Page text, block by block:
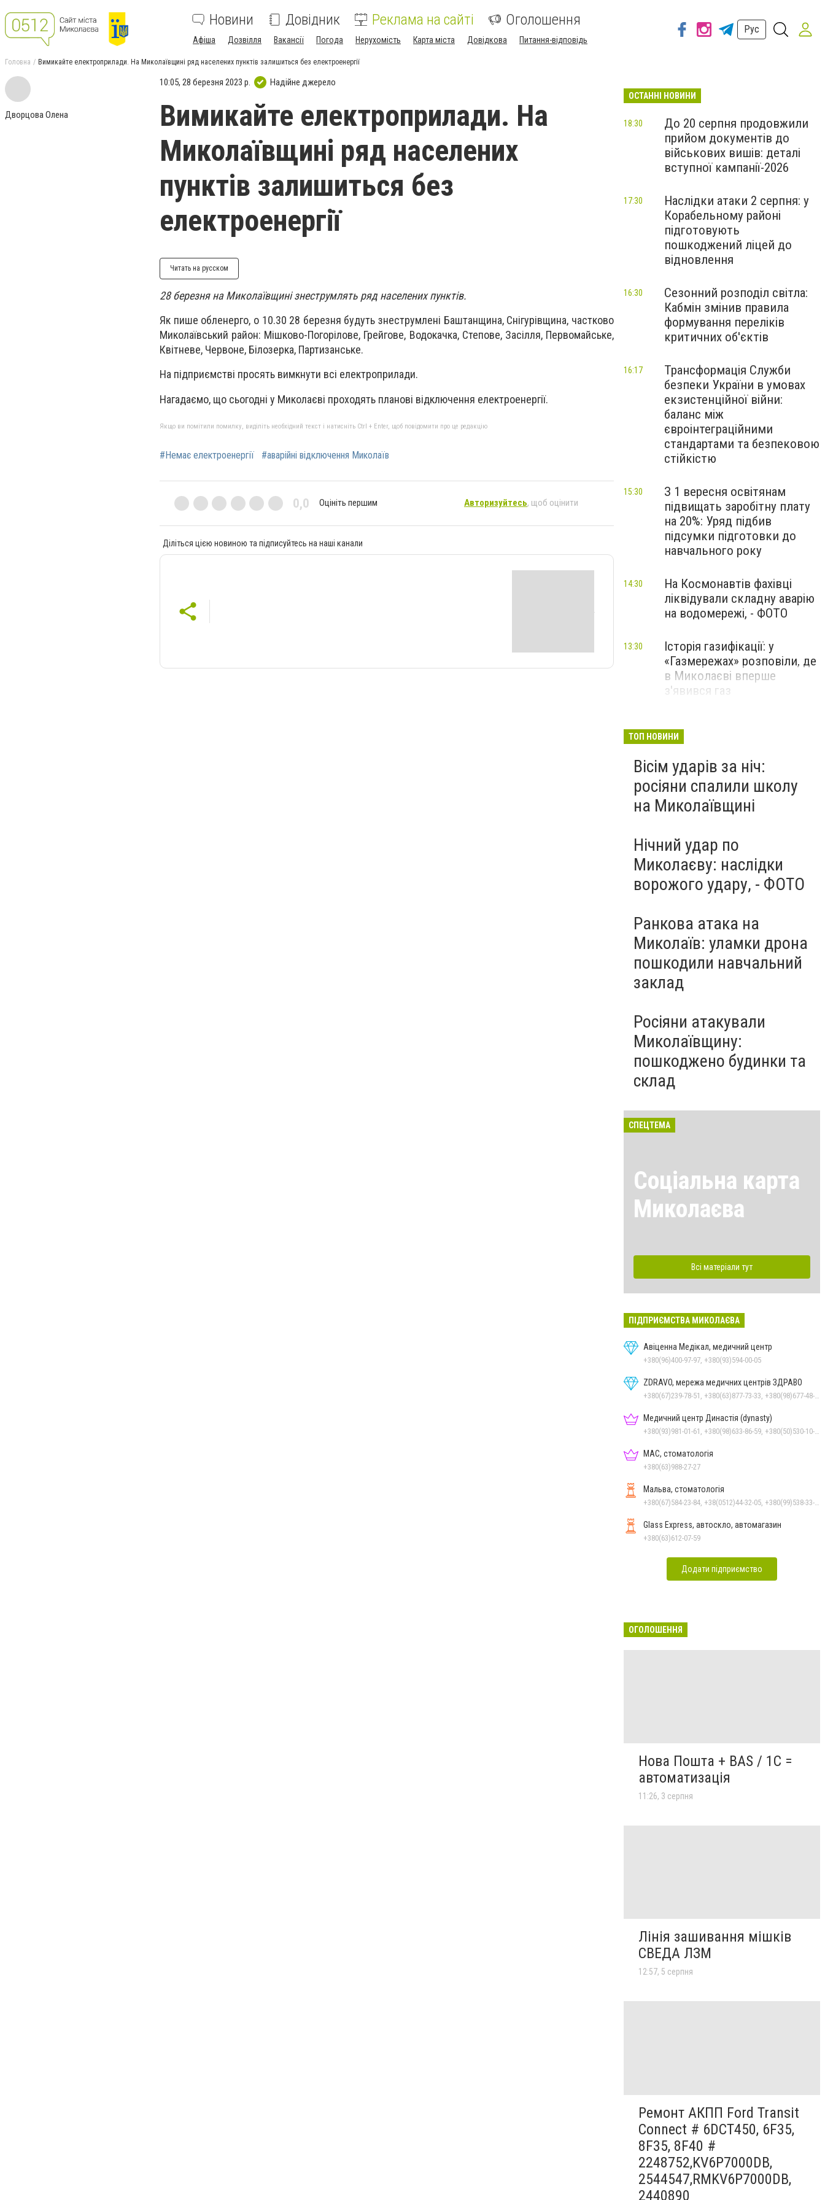
Новини Довідник Реклама на сайті Оголошення
Афіша Дозвілля Вакансії Погода Нерухомість Карта міста Довідкова Питання-відповідь
Рус
Головна Вимикайте електроприлади. На Миколаївщині ряд населених пунктів залишиться без електроенергії
Дворцова Олена
10:05, 28 березня 2023 р. Надійне джерело
Вимикайте електроприлади. На
Миколаївщині ряд населених
пунктів залишиться без
електроенергії
Читать на русском
28 березня на Миколаївщині знеструмлять ряд населених пунктів.
Як пише обленерго, о 10.30 28 березня будуть знеструмлені Баштанщина, Снігурівщина, частково
Миколаївський район: Мішково-Погорілове, Грейгове, Водокачка, Степове, Засілля, Первомайське,
Квітневе, Червоне, Білозерка, Партизанське.
На підприємстві просять вимкнути всі електроприлади.
Нагадаємо, що сьогодні у Миколаєві проходять планові відключення електроенергії.
Якщо ви помітили помилку, виділіть необхідний текст і натисніть Ctrl + Enter, щоб повідомити про це редакцію
#Немає електроенергії #аварійні відключення Миколаїв
0,0 Оцініть першим Авторизуйтесь, щоб оцінити
Діліться цією новиною та підписуйтесь на наші канали
ОСТАННІ НОВИНИ
До 20 серпня продовжили
прийом документів до
військових вишів: деталі
вступної кампанії-2026
18:30
Наслідки атаки 2 серпня: у
Корабельному районі
підготовують
пошкоджений ліцей до
відновлення
17:30
Сезонний розподіл світла:
Кабмін змінив правила
формування переліків
критичних об'єктів
16:30
Трансформація Служби
безпеки України в умовах
екзистенційної війни:
баланс між
євроінтеграційними
стандартами та безпековою
стійкістю
16:17
З 1 вересня освітянам
підвищать заробітну плату
на 20%: Уряд підбив
підсумки підготовки до
навчального року
15:30
На Космонавтів фахівці
ліквідували складну аварію
на водомережі, - ФОТО
14:30
Історія газифікації: у
«Газмережах» розповіли, де
в Миколаєві вперше
з'явився газ
13:30
Миколаєві 2026: шукаємо
перезавантаження
ПАРТНЕРСЬКИЙ СПЕЦПРОЄКТ
ТОП НОВИНИ
Вісім ударів за ніч:
росіяни спалили школу
на Миколаївщині
Нічний удар по
Миколаєву: наслідки
ворожого удару, - ФОТО
Ранкова атака на
Миколаїв: уламки дрона
пошкодили навчальний
заклад
Росіяни атакували
Миколаївщину:
пошкоджено будинки та
склад
СПЕЦТЕМА
Соціальна карта
Миколаєва
Всі матеріали тут
ПІДПРИЄМСТВА МИКОЛАЄВА
Авіценна Медікал, медичний центр
+380(96)400-97-97, +380(93)594-00-05
ZDRAVO, мережа медичних центрів ЗДРАВО
Медичний центр Династія (dynasty)
МАС, стоматологія
+380(63)988-27-27
Мальва, стоматологія
Glass Express, автоскло, автомагазин
+380(63)612-07-59
Додати підприємство
ОГОЛОШЕННЯ
Нова Пошта + BAS / 1C =
автоматизація
11:26, 3 серпня
Лінія зашивання мішків
СВЕДА ЛЗМ
12:57, 5 серпня
Ремонт АКПП Ford Transit
Connect # 6DCT450, 6F35,
8F35, 8F40 #
2248752,KV6P7000DB,
2544547,RMKV6P7000DB,
2440890